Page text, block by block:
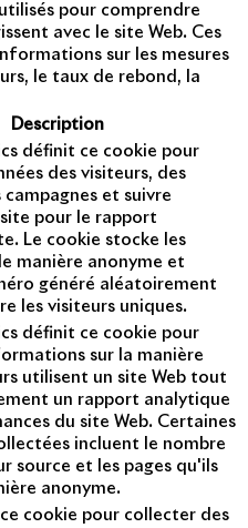
pour comprendre
avec le site Web. Ces
sur les mesures
le taux de rebond, la
Description
définit ce cookie pour
des visiteurs, des
campagnes et suivre
pour le rapport
Le cookie stocke les
manière anonyme et
généré aléatoirement
les visiteurs uniques.
définit ce cookie pour
sur la manière
utilisent un site Web tout
un rapport analytique
du site Web. Certaines
incluent le nombre
source et les pages qu'ils
anonyme.
cookie pour collecter des